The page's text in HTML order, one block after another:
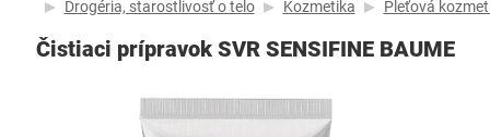
Drogéria, starostlivosť o telo Kozmetika Pleťová
Čistiaci prípravok SVR SENSIFINE BAUME